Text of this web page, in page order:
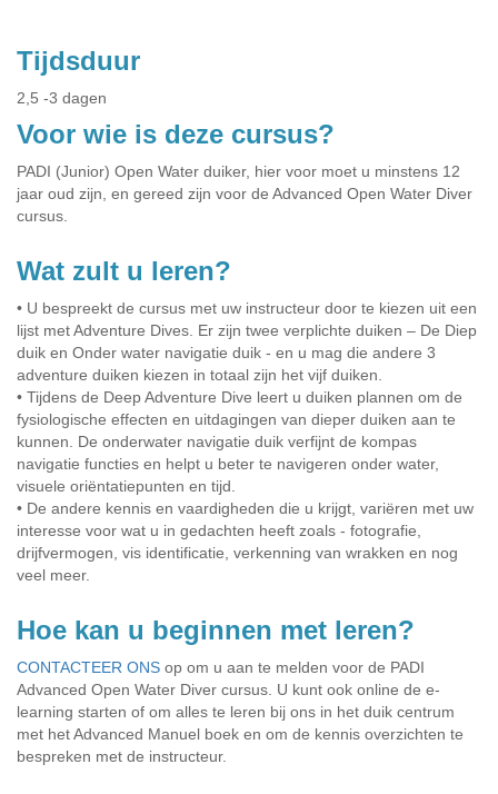
Tijdsduur
2,5 -3 dagen
Voor wie is deze cursus?
PADI (Junior) Open Water duiker, hier voor moet u minstens 12
jaar oud zijn, en gereed zijn voor de Advanced Open Water Diver
cursus.
Wat zult u leren?
• U bespreekt de cursus met uw instructeur door te kiezen uit een
lijst met Adventure Dives. Er zijn twee verplichte duiken – De Diep
duik en Onder water navigatie duik - en u mag die andere 3
adventure duiken kiezen in totaal zijn het vijf duiken.
• Tijdens de Deep Adventure Dive leert u duiken plannen om de
fysiologische effecten en uitdagingen van dieper duiken aan te
kunnen. De onderwater navigatie duik verfijnt de kompas
navigatie functies en helpt u beter te navigeren onder water,
visuele oriëntatiepunten en tijd.
• De andere kennis en vaardigheden die u krijgt, variëren met uw
interesse voor wat u in gedachten heeft zoals - fotografie,
drijfvermogen, vis identificatie, verkenning van wrakken en nog
veel meer.
Hoe kan u beginnen met leren?
CONTACTEER ONS op om u aan te melden voor de PADI
Advanced Open Water Diver cursus. U kunt ook online de e-
learning starten of om alles te leren bij ons in het duik centrum
met het Advanced Manuel boek en om de kennis overzichten te
bespreken met de instructeur.